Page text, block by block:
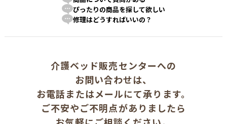
ぴったりの商品を探して欲しい
修理はどうすればいいの？
介護ベッド販売センターへの
お問い合わせは、
お電話またはメールにて承ります。
ご不安やご不明点がありましたら